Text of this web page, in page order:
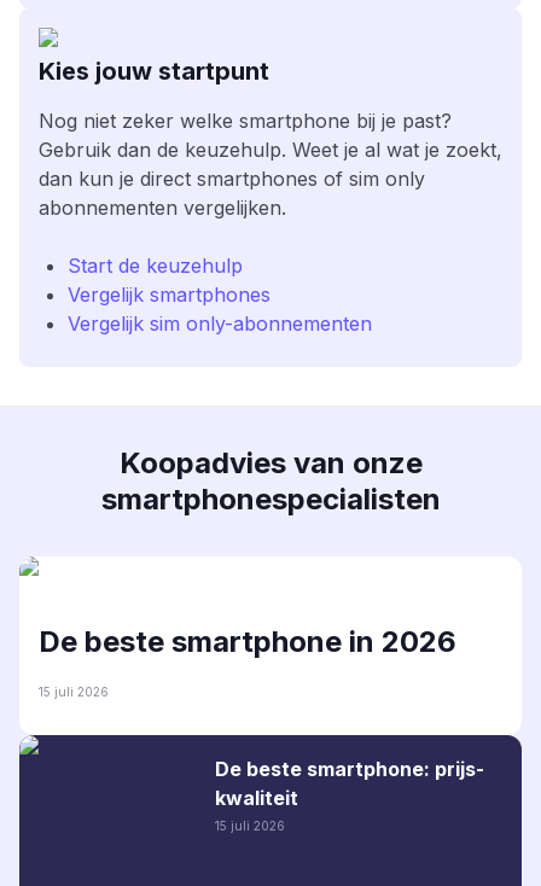
Kies jouw startpunt
Nog niet zeker welke smartphone bij je past?
Gebruik dan de keuzehulp. Weet je al wat je zoekt,
dan kun je direct smartphones of sim only
abonnementen vergelijken.
Start de keuzehulp
Vergelijk smartphones
Vergelijk sim only-abonnementen
Koopadvies van onze
smartphonespecialisten
De beste smartphone in 2026
15 juli 2026
De beste smartphone: prijs-
kwaliteit
15 juli 2026